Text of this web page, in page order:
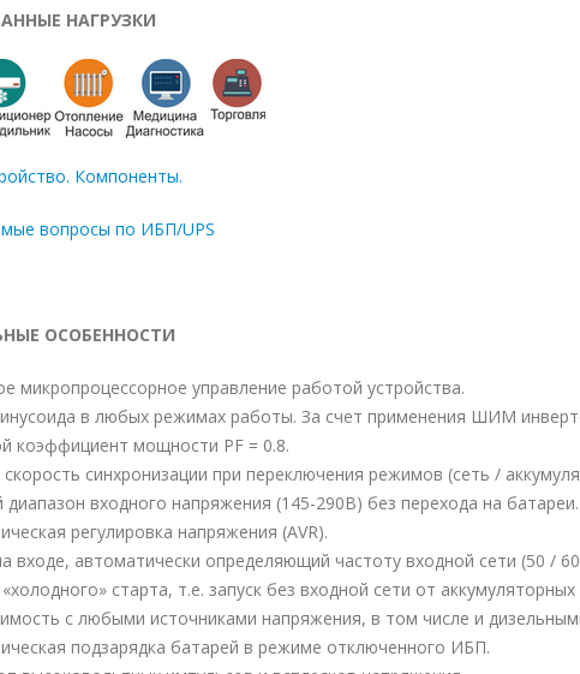
НАГРУЗКИ
Компоненты.
вопросы по ИБП/UPS
ОСОБЕННОСТИ
микропроцессорное управление работой устройства.
в любых режимах работы. За счет применения ШИМ
коэффициент мощности PF = 0.8.
синхронизации при переключения режимов (сеть /
входного напряжения (145-290В) без перехода на батареи.
регулировка напряжения (AVR).
входе, автоматически определяющий частоту входной сети (50 /
старта, т.е. запуск без входной сети от
с любыми источниками напряжения, в том числе и
подзарядка батарей в режиме отключенного ИБП.